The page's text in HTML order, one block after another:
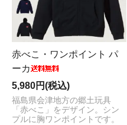
赤べこ・ワンポイント パ
ーカ
5,980円(税込)
福島県会津地方の郷土玩具
「赤べこ」をデザイン。シン
プルに胸ワンポイントです。